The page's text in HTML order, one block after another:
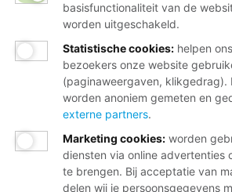
basisfunctionaliteit van de
worden uitgeschakeld.
Statistische cookies: helpen
bezoekers onze website
(paginaweergaven, klikgedrag).
worden anoniem gemeten en
externe partners.
Marketing cookies: worden
diensten via online advertenties
te brengen. Bij acceptatie van
delen wij je persoonsgegevens